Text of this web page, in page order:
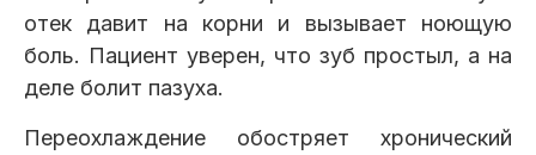
отек давит на корни и вызывает ноющую
боль. Пациент уверен, что зуб простыл, а на
деле болит пазуха.
Переохлаждение обостряет хронический